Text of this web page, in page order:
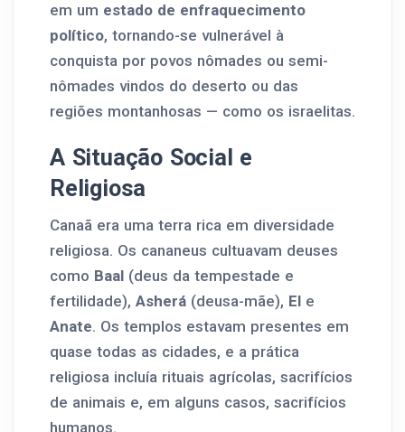
em um estado de enfraquecimento
político, tornando-se vulnerável à
conquista por povos nômades ou semi-
nômades vindos do deserto ou das
regiões montanhosas — como os israelitas.
A Situação Social e
Religiosa
Canaã era uma terra rica em diversidade
religiosa. Os cananeus cultuavam deuses
como Baal (deus da tempestade e
fertilidade), Asherá (deusa-mãe), El e
Anate. Os templos estavam presentes em
quase todas as cidades, e a prática
religiosa incluía rituais agrícolas, sacrifícios
de animais e, em alguns casos, sacrifícios
humanos.